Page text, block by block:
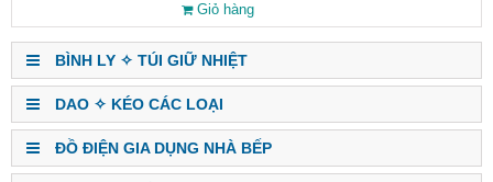
Giỏ hàng
BÌNH LY ✧ TÚI GIỮ NHIỆT
DAO ✧ KÉO CÁC LOẠI
ĐỒ ĐIỆN GIA DỤNG NHÀ BẾP